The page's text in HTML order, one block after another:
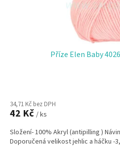
Příze Elen Baby
34,71 Kč bez DPH
42 Kč / ks
Složení- 100% Akryl (antipilling )
Doporučená velikost jehlic a háčku -